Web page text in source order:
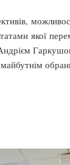
якої
Андрієм